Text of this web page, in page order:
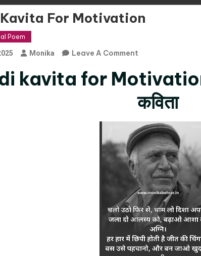
For Motivation
Poem
Monika Leave A Comment
Kavita
Motivation
kavita for Motivation
कविता